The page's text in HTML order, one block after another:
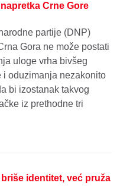
Crne Gore
partije (DNP)
Gora ne može postati
uloge vrha bivšeg
i oduzimanja nezakonito
bi izostanak takvog
iz prethodne tri
identitet, već pruža